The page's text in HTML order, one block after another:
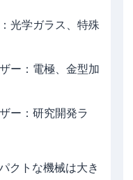
光学ガラス、特殊
ー：電極、金型加
ー：研究開発ラ
クトな機械は大き